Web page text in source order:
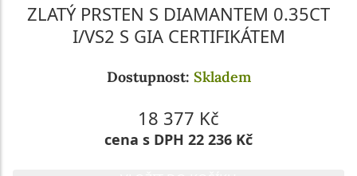
ZLATÝ PRSTEN S DIAMANTEM 0.35CT
I/VS2 S GIA CERTIFIKÁTEM
Dostupnost: Skladem
18 377 Kč
cena s DPH 22 236 Kč